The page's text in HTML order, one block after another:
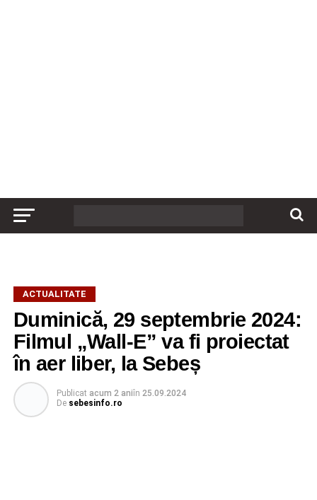
ACTUALITATE
Duminică, 29 septembrie 2024:
Filmul „Wall-E” va fi proiectat
în aer liber, la Sebeș
Publicat acum 2 aniîn 25.09.2024
De sebesinfo.ro